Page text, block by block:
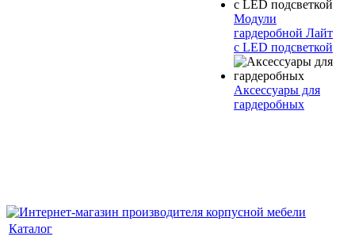
Модули
гардеробной Лайт
с LED подсветкой
Аксессуары для
гардеробных
Каталог